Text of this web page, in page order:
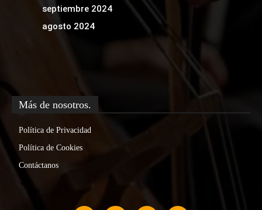
septiembre 2024
agosto 2024
Más de nosotros.
Política de Privacidad
Política de Cookies
Contáctanos